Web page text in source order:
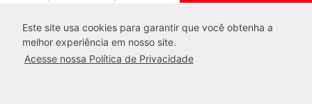
Este site usa cookies para garantir que você obtenha a
melhor experiência em nosso site.
Acesse nossa Política de Privacidade